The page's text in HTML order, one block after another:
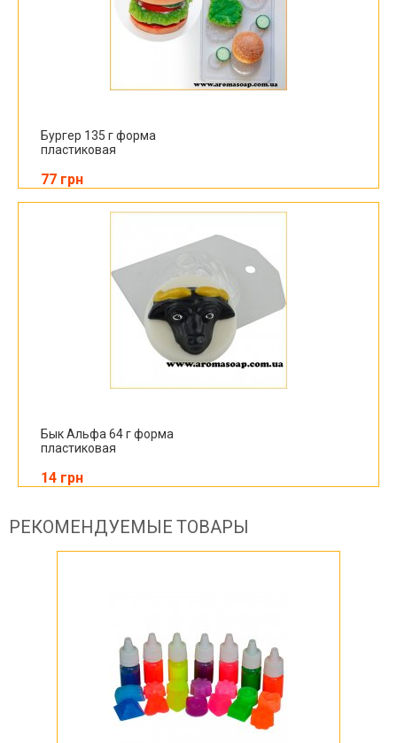
Бургер 135 г форма
пластиковая
77 грн
Бык Альфа 64 г форма
пластиковая
14 грн
РЕКОМЕНДУЕМЫЕ ТОВАРЫ